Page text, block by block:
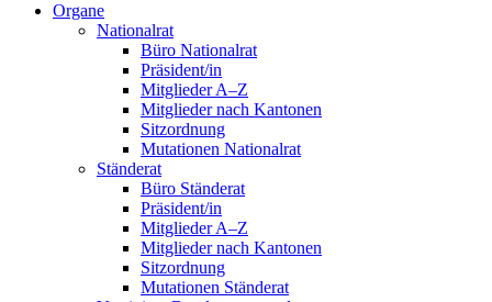
Organe
Nationalrat
Büro Nationalrat
Präsident/in
Mitglieder A–Z
Mitglieder nach Kantonen
Sitzordnung
Mutationen Nationalrat
Ständerat
Büro Ständerat
Präsident/in
Mitglieder A–Z
Mitglieder nach Kantonen
Sitzordnung
Mutationen Ständerat